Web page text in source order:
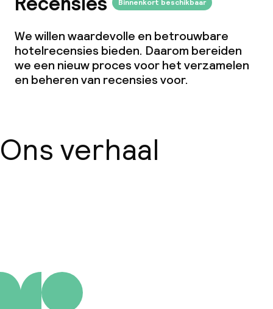
Binnenkort beschikbaar
We willen waardevolle en betrouwbare
hotelrecensies bieden. Daarom bereiden
we een nieuw proces voor het verzamelen
en beheren van recensies voor.
Ons verhaal